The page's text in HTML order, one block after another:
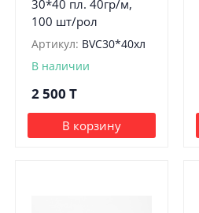
30*40 пл. 40гр/м,
100 шт/рол
Артикул: BVС30*40хл
В наличии
2 500 T
В корзину